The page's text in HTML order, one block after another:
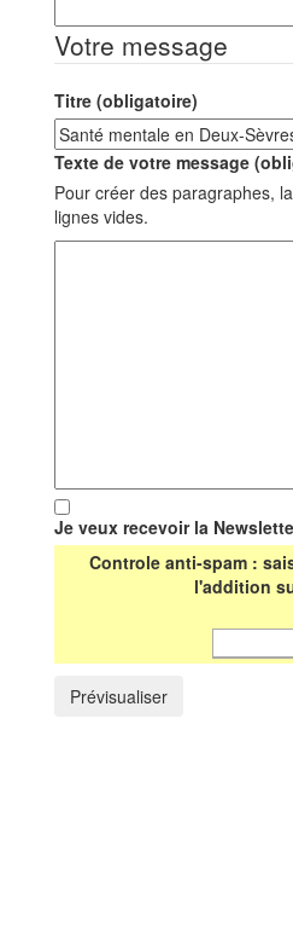
Votre message
Titre (obligatoire)
Texte de votre message
Pour créer des paragraphes,
lignes vides.
Je veux recevoir la
Controle anti-spam :
l'addition